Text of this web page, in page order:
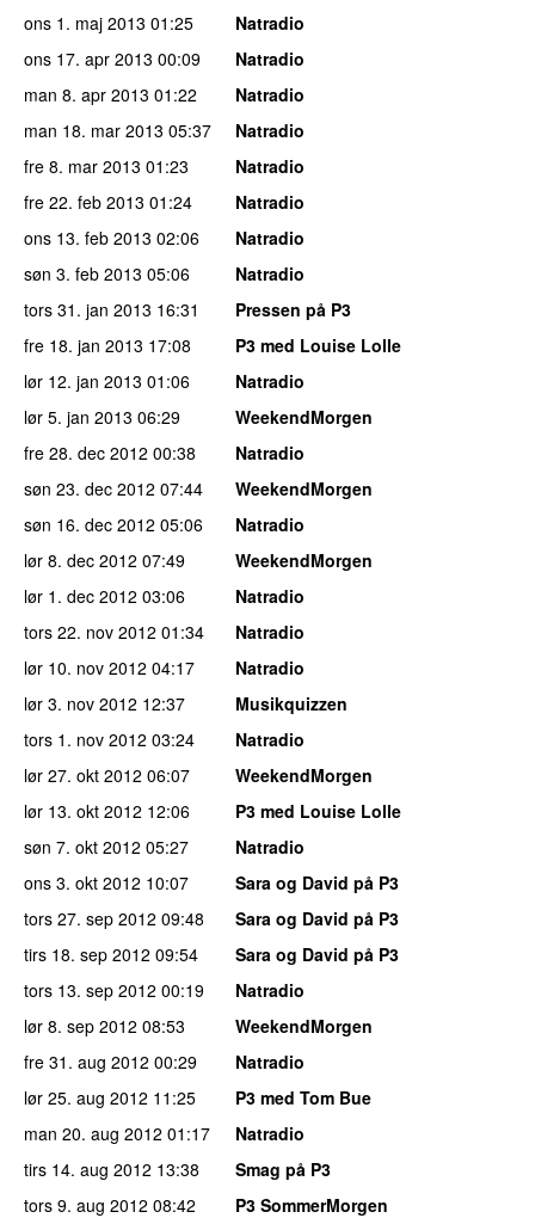
ons 1. maj 2013 01:25
Natradio
ons 17. apr 2013 00:09
Natradio
man 8. apr 2013 01:22
Natradio
man 18. mar 2013 05:37
Natradio
fre 8. mar 2013 01:23
Natradio
fre 22. feb 2013 01:24
Natradio
ons 13. feb 2013 02:06
Natradio
søn 3. feb 2013 05:06
Natradio
tors 31. jan 2013 16:31
Pressen på P3
fre 18. jan 2013 17:08
P3 med Louise Lolle
lør 12. jan 2013 01:06
Natradio
lør 5. jan 2013 06:29
WeekendMorgen
fre 28. dec 2012 00:38
Natradio
søn 23. dec 2012 07:44
WeekendMorgen
søn 16. dec 2012 05:06
Natradio
lør 8. dec 2012 07:49
WeekendMorgen
lør 1. dec 2012 03:06
Natradio
tors 22. nov 2012 01:34
Natradio
lør 10. nov 2012 04:17
Natradio
lør 3. nov 2012 12:37
Musikquizzen
tors 1. nov 2012 03:24
Natradio
lør 27. okt 2012 06:07
WeekendMorgen
lør 13. okt 2012 12:06
P3 med Louise Lolle
søn 7. okt 2012 05:27
Natradio
ons 3. okt 2012 10:07
Sara og David på P3
tors 27. sep 2012 09:48
Sara og David på P3
tirs 18. sep 2012 09:54
Sara og David på P3
tors 13. sep 2012 00:19
Natradio
lør 8. sep 2012 08:53
WeekendMorgen
fre 31. aug 2012 00:29
Natradio
lør 25. aug 2012 11:25
P3 med Tom Bue
man 20. aug 2012 01:17
Natradio
tirs 14. aug 2012 13:38
Smag på P3
tors 9. aug 2012 08:42
P3 SommerMorgen